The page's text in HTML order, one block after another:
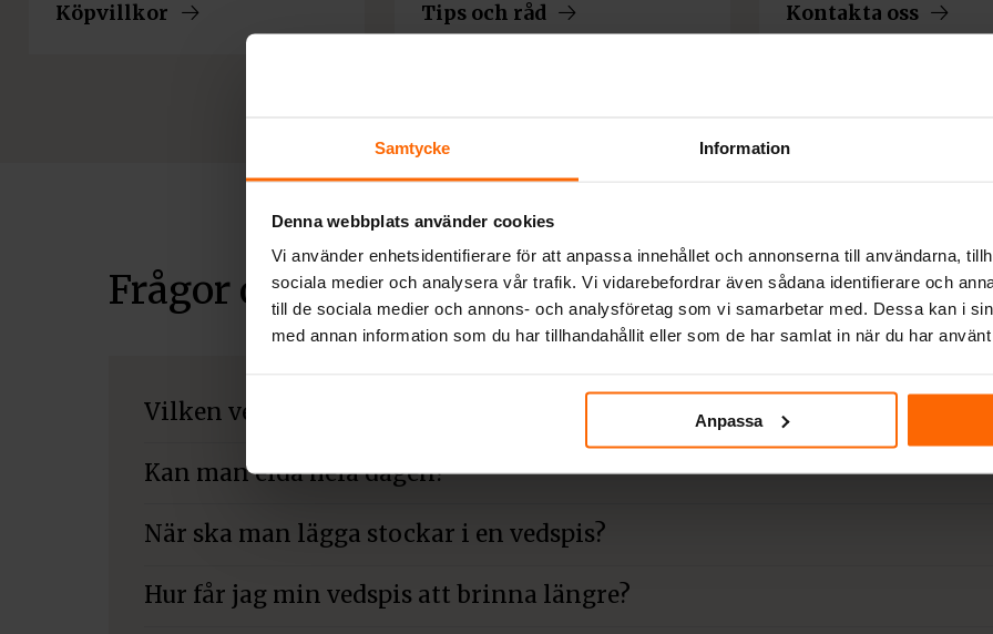
Samtycke Information
Denna webbplats använder cookies
Vi använder enhetsidentifierare för att anpassa innehållet och annonserna till användarna,
sociala medier och analysera vår trafik. Vi vidarebefordrar även sådana identifierare och
till de sociala medier och annons- och analysföretag som vi samarbetar med. Dessa kan i
med annan information som du har tillhandahållit eller som de har samlat in när du har
Anpassa
Köpvillkor Tips och råd Kontakta oss
Frågor och svar
Vilken ved sotar mest?
Kan man elda hela dagen?
När ska man lägga stockar i en vedspis?
Hur får jag min vedspis att brinna längre?